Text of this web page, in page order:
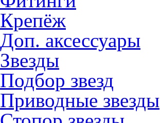
Крепёж
Доп. аксессуары
Звезды
Подбор звезд
Приводные звезды